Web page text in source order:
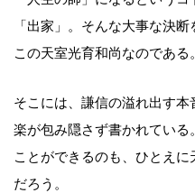
「出家」。そんな大事な決
この天室光育和尚なのである。
そこには、謙信の溢れ出す
楽が包み隠さず書かれてい
ことができるのも、ひとえ
だろう。